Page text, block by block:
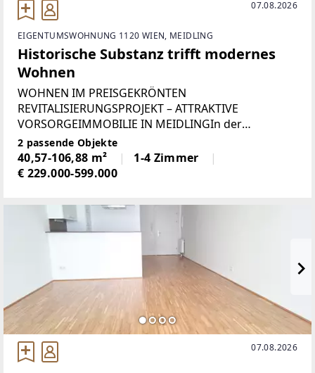
07.08.2026
EIGENTUMSWOHNUNG 1120 WIEN, MEIDLING
Historische Substanz trifft modernes
Wohnen
WOHNEN IM PREISGEKRÖNTEN
REVITALISIERUNGSPROJEKT – ATTRAKTIVE
VORSORGEIMMOBILIE IN MEIDLINGIn der
Bonygasse 2–8 im 12. Wiener Gemeindebezirk
entstand durch die behutsame Revitalisierung ein
außergewöhnliches Wohn- und Geschäftsensemble
2 passende Objekte
40,57-106,88 m²
1-4 Zimmer
€ 229.000-599.000
07.08.2026